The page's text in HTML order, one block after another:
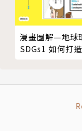
出版紀錄：1996
2002 史上無敵超
亞的線腳獅子（
簿2──不良品（
漫畫圖解—地球
SDGs1 如何打